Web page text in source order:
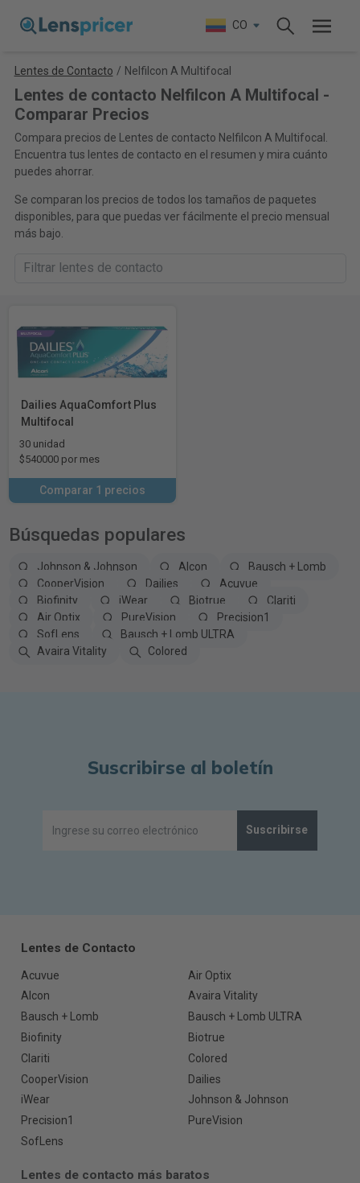
CO
Lentes de Contacto / Nelfilcon A Multifocal
Lentes de contacto Nelfilcon A Multifocal -
Comparar Precios
Compara precios de Lentes de contacto Nelfilcon A Multifocal.
Encuentra tus lentes de contacto en el resumen y mira cuánto
puedes ahorrar.
Se comparan los precios de todos los tamaños de paquetes
disponibles, para que puedas ver fácilmente el precio mensual
más bajo.
Dailies AquaComfort Plus
Multifocal
30 unidad
$540000 por mes
Comparar 1 precios
Búsquedas populares
Johnson & Johnson Alcon
Bausch + Lomb
CooperVision
Dailies
Acuvue
Biofinity
iWear Biotrue
Clariti
Air Optix
PureVision
Precision1
SofLens
Bausch + Lomb ULTRA
Avaira Vitality
Colored
Suscribirse al boletín
Suscribirse
Lentes de Contacto
Acuvue
Air Optix
Alcon
Avaira Vitality
Bausch + Lomb
Bausch + Lomb ULTRA
Biofinity
Biotrue
Clariti
Colored
CooperVision
Dailies
iWear
Johnson & Johnson
Precision1
PureVision
SofLens
Lentes de contacto más baratos